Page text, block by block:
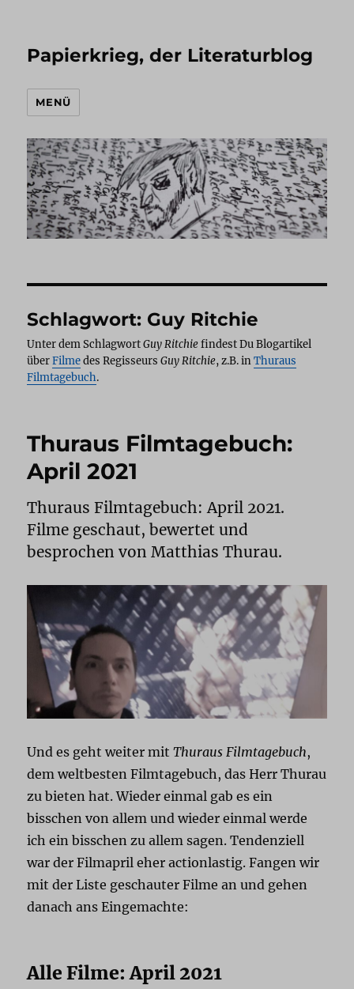
Papierkrieg, der Literaturblog
MENÜ
Schlagwort: Guy Ritchie
Unter dem SchlagwortGuy Ritchiefindest Du Blogartikel
überFilmedes RegisseursGuy Ritchie, z.B. inThuraus
Filmtagebuch.
Thuraus Filmtagebuch:
April 2021
Thuraus Filmtagebuch: April 2021.
Filme geschaut, bewertet und
besprochen von Matthias Thurau.
Und es geht weiter mitThuraus Filmtagebuch,
dem weltbesten Filmtagebuch, das Herr Thurau
zu bieten hat. Wieder einmal gab es ein
bisschen von allem und wieder einmal werde
ich ein bisschen zu allem sagen. Tendenziell
war der Filmapril eher actionlastig. Fangen wir
mit der Liste geschauter Filme an und gehen
danach ans Eingemachte:
Alle Filme: April 2021